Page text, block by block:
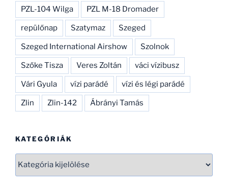
PZL-104 Wilga PZL M-18 Dromader
repülőnap Szatymaz Szeged
Szeged International Airshow Szolnok
Szőke Tisza Veres Zoltán váci vízibusz
Vári Gyula vízi parádé vízi és légi parádé
Zlin Zlin-142 Ábrányi Tamás
KATEGÓRIÁK